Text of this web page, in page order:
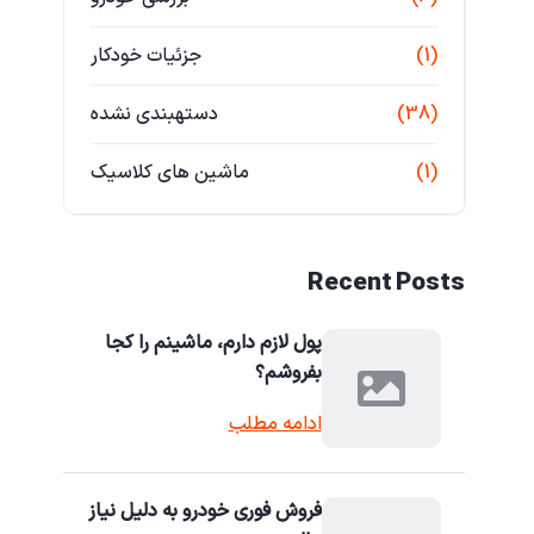
جزئیات خودکار (1)
دستهبندی نشده (38)
ماشین های کلاسیک (1)
Recent Posts
پول لازم دارم، ماشینم را کجا
بفروشم؟
ادامه مطلب
فروش فوری خودرو به دلیل نیاز